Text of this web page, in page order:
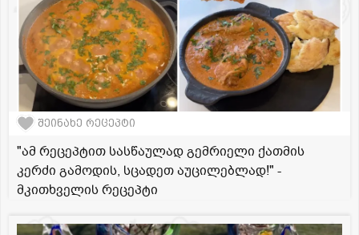
შეინახე რეცეპტი
"ამ რეცეპტით სასწაულად გემრიელი ქათმის
კერძი გამოდის, სცადეთ აუცილებლად!" -
მკითხველის რეცეპტი